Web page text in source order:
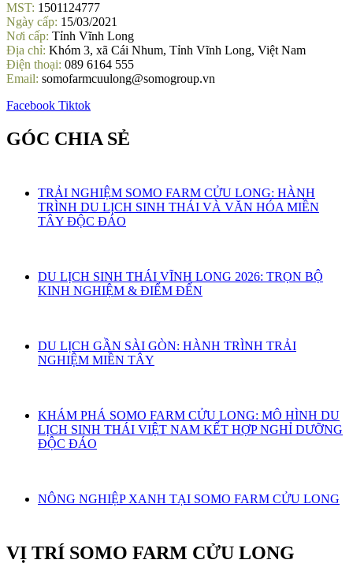
MST: 1501124777
Ngày cấp: 15/03/2021
Nơi cấp: Tỉnh Vĩnh Long
Địa chỉ: Khóm 3, xã Cái Nhum, Tỉnh Vĩnh Long, Việt Nam
Điện thoại: 089 6164 555
Email: somofarmcuulong@somogroup.vn
Facebook Tiktok
GÓC CHIA SẺ
TRẢI NGHIỆM SOMO FARM CỬU LONG: HÀNH
TRÌNH DU LỊCH SINH THÁI VÀ VĂN HÓA MIỀN
TÂY ĐỘC ĐÁO
DU LỊCH SINH THÁI VĨNH LONG 2026: TRỌN BỘ
KINH NGHIỆM & ĐIỂM ĐẾN
DU LỊCH GẦN SÀI GÒN: HÀNH TRÌNH TRẢI
NGHIỆM MIỀN TÂY
KHÁM PHÁ SOMO FARM CỬU LONG: MÔ HÌNH DU
LỊCH SINH THÁI VIỆT NAM KẾT HỢP NGHỈ DƯỠNG
ĐỘC ĐÁO
NÔNG NGHIỆP XANH TẠI SOMO FARM CỬU LONG
VỊ TRÍ SOMO FARM CỬU LONG